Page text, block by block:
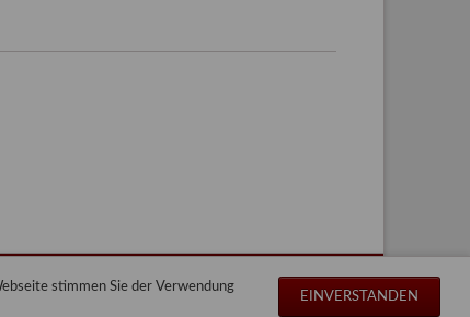
stimmen Sie der Verwendung
EINVERSTANDEN
Navigation
Impressum Datenschutz Sitemap